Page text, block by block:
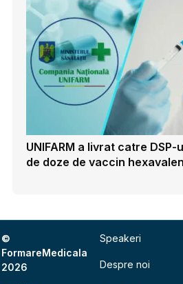
UNIFARM a livrat catre
de doze de vaccin
©
FormareMedicala
2026
Speakeri
Despre noi